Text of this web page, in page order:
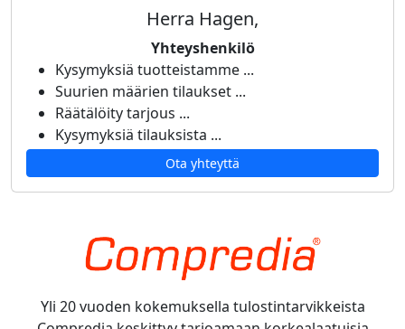
Herra Hagen,
Yhteyshenkilö
Kysymyksiä tuotteistamme ...
Suurien määrien tilaukset ...
Räätälöity tarjous ...
Kysymyksiä tilauksista ...
Ota yhteyttä
Yli 20 vuoden kokemuksella tulostintarvikkeista